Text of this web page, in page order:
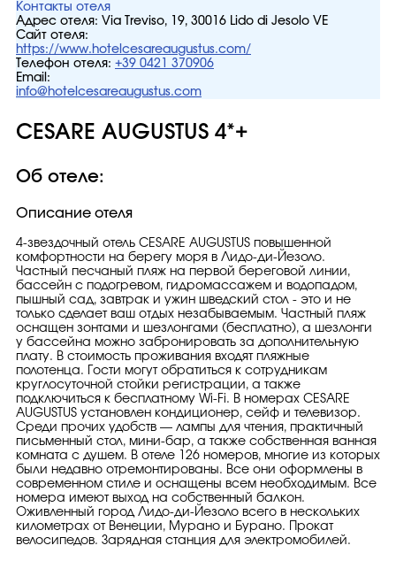
Контакты отеля
Адрес отеля: Via Treviso, 19, 30016 Lido di Jesolo VE
Сайт отеля:
https://www.hotelcesareaugustus.com/
Телефон отеля: +39 0421 370906
Email:
info@hotelcesareaugustus.com
CESARE AUGUSTUS 4*+
Об отеле:
Описание отеля
4-звездочный отель CESARE AUGUSTUS повышенной
комфортности на берегу моря в Лидо-ди-Йезоло.
Частный песчаный пляж на первой береговой линии,
бассейн с подогревом, гидромассажем и водопадом,
пышный сад, завтрак и ужин шведский стол - это и не
только сделает ваш отдых незабываемым. Частный пляж
оснащен зонтами и шезлонгами (бесплатно), а шезлонги
у бассейна можно забронировать за дополнительную
плату. В стоимость проживания входят пляжные
полотенца. Гости могут обратиться к сотрудникам
круглосуточной стойки регистрации, а также
подключиться к бесплатному Wi-Fi. В номерах CESARE
AUGUSTUS установлен кондиционер, сейф и телевизор.
Среди прочих удобств — лампы для чтения, практичный
письменный стол, мини-бар, а также собственная ванная
комната с душем. В отеле 126 номеров, многие из которых
были недавно отремонтированы. Все они оформлены в
современном стиле и оснащены всем необходимым. Все
номера имеют выход на собственный балкон.
Оживленный город Лидо-ди-Йезоло всего в нескольких
километрах от Венеции, Мурано и Бурано. Прокат
велосипедов. Зарядная станция для электромобилей.